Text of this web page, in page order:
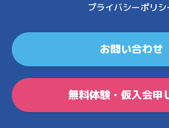
プライバシーポリシ
お問い合わせ
無料体験・仮入会申